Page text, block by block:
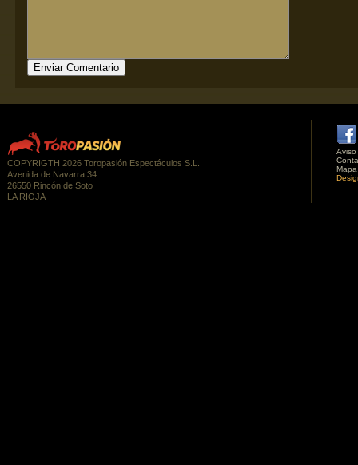
COPYRIGTH 2026 Toropasión Espectáculos S.L.
Avenida de Navarra 34
26550 Rincón de Soto
LA RIOJA